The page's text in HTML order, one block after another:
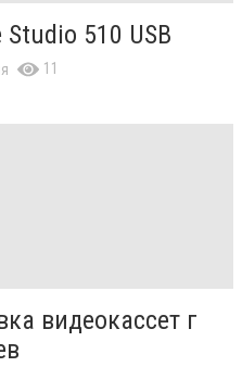
Studio 510 USB
11
видеокассет г